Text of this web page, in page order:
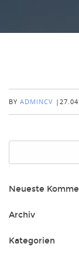
BY ADMINCV |
nach:
Neueste
Archiv
Kategorien